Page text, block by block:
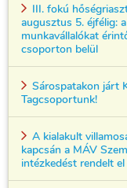
III. fokú
augusztus 5. éjfélig:
munkavállalókat
csoporton belül
Sárospatakon járt
Tagcsoportunk!
A kialakult
kapcsán a MÁV
intézkedést rendelt